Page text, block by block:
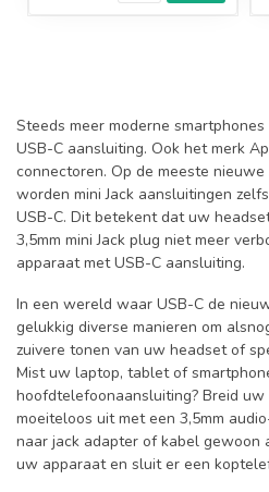
Steeds meer moderne
USB-C aansluiting. Ook het merk
connectoren. Op de meeste
worden mini Jack aansluitingen
USB-C. Dit betekent dat uw
3,5mm mini Jack plug niet meer
apparaat met USB-C aansluiting.
In een wereld waar USB-C de
gelukkig diverse manieren om
zuivere tonen van uw headset of
Mist uw laptop, tablet of
hoofdtelefoonaansluiting? Breid
moeiteloos uit met een 3,5mm
naar jack adapter of kabel gewoon
uw apparaat en sluit er een